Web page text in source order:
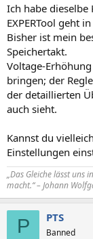
Ich habe
EXPERTool geht
Bisher ist mein
Speichertakt.
Voltage-
bringen; der
der detaillierten
auch sieht.
Kannst du
Einstellungen
„Das Gleiche lässt uns
macht.“ – Johann
P PTS
Banned